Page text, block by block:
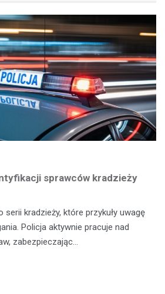
sprawców kradzieży
serii kradzieży, które przykuły uwagę
Policja aktywnie pracuje nad
zabezpieczając…